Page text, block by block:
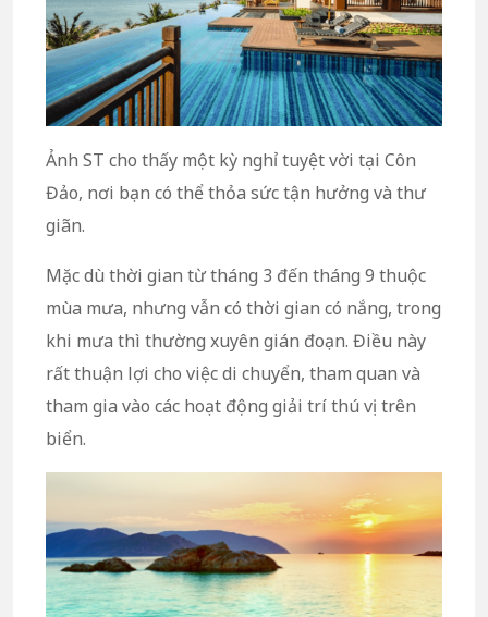
Ảnh ST cho thấy một kỳ nghỉ tuyệt vời tại Côn
Đảo, nơi bạn có thể thỏa sức tận hưởng và thư
giãn.
Mặc dù thời gian từ tháng 3 đến tháng 9 thuộc
mùa mưa, nhưng vẫn có thời gian có nắng, trong
khi mưa thì thường xuyên gián đoạn. Điều này
rất thuận lợi cho việc di chuyển, tham quan và
tham gia vào các hoạt động giải trí thú vị trên
biển.